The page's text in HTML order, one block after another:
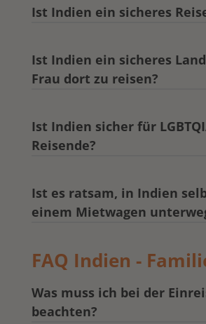
Ist Indien ein sicheres
Ist Indien ein sicheres
Frau dort zu reisen?
Ist Indien sicher für
Reisende?
Ist es ratsam, in Indien
einem Mietwagen
FAQ Indien -
Was muss ich bei der
beachten?